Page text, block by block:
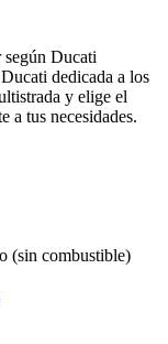
Ducati
dedicada a los
y elige el
a tus necesidades.
(sin combustible)